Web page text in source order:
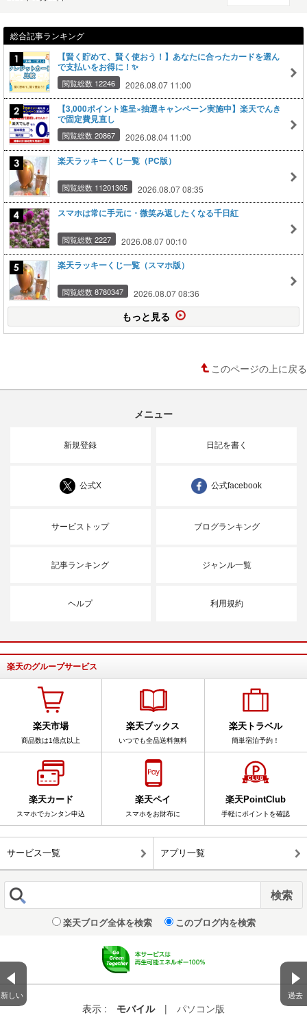
新しい 過去
総合記事ランキング
【賢く貯めて、賢く使おう！】あなたに合ったカードを選ん
で支払いをお得に！✨
閲覧総数 12246 2026.08.07 11:00
【3,000ポイント進呈×抽選キャンペーン実施中】楽天でんき
で固定費見直し
閲覧総数 20867 2026.08.04 11:00
楽天ラッキーくじ一覧（PC版）
閲覧総数 11201305 2026.08.07 08:35
スマホは常に手元に・微笑み返したくなる千日紅
閲覧総数 2227 2026.08.07 00:10
楽天ラッキーくじ一覧（スマホ版）
閲覧総数 8780347 2026.08.07 08:36
もっと見る
このページの上に戻る
メニュー
新規登録 日記を書く
公式X 公式facebook
サービストップ ブログランキング
記事ランキング ジャンル一覧
ヘルプ 利用規約
楽天のグループサービス
楽天市場
商品数は1億点以上
楽天ブックス
いつでも全品送料無料
楽天トラベル
簡単宿泊予約！
楽天カード
スマホでカンタン申込
楽天ペイ
スマホをお財布に
楽天PointClub
手軽にポイントを確認
サービス一覧 アプリ一覧
楽天ブログ全体を検索 このブログ内を検索
表示 : モバイル |
パソコン版